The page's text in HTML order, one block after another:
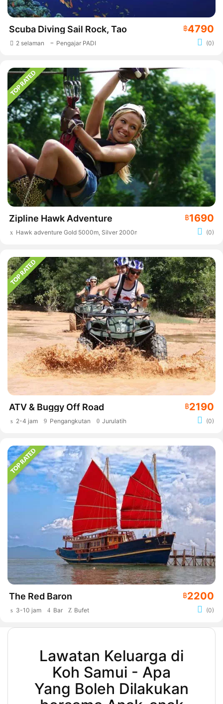
Scuba Diving Sail Rock, Tao ฿4790
2 selaman Pengajar PADI (0)
Zipline Hawk Adventure ฿1690
Hawk adventure Gold 5000m, Silver 2000m (0)
ATV & Buggy Off Road ฿2190
2-4 jam Pengangkutan Jurulatih (0)
The Red Baron ฿2200
3-10 jam Bar Bufet (0)
Lawatan Keluarga di
Koh Samui - Apa
Yang Boleh Dilakukan